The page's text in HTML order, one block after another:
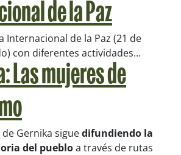
de la Paz
Internacional de la Paz (21 de
con diferentes actividades…
Las mujeres de
de Gernika siguedifundiendo la
del puebloa través de rutas